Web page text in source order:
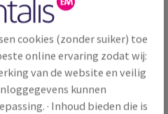
Verpakkingsaantallen
cookies (zonder suiker) toe
online ervaring zodat wij:
van de website en veilig
kunnen
· Inhoud bieden die is